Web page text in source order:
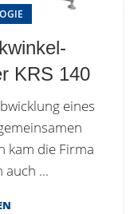
KRS 140
eines
kam die Firma
auch ...